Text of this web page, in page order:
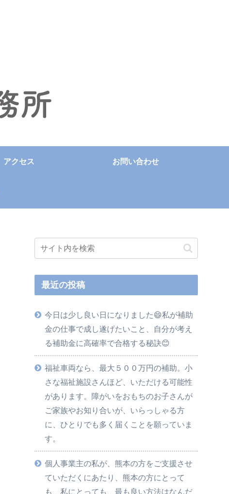
アクセス お問い合わせ
最近の投稿
今日は少し良い日になりました😄私が補助
金の仕事で成し遂げたいこと、自分が考え
る補助金に高確率で合格する秘訣😊
福祉車両なら、最大５００万円の補助。小
さな福祉施設さんほど、いただける可能性
があります。障がいをおもちのお子さんが
ご家族やお知り合いが、いらっしゃる方
に、ひとりでも多く届くことを願っていま
す。
個人事業主の私が、熊本の方をご支援させ
ていただくにあたり、熊本の方にとって
も、私にとっても、最も良い方法はなんだ